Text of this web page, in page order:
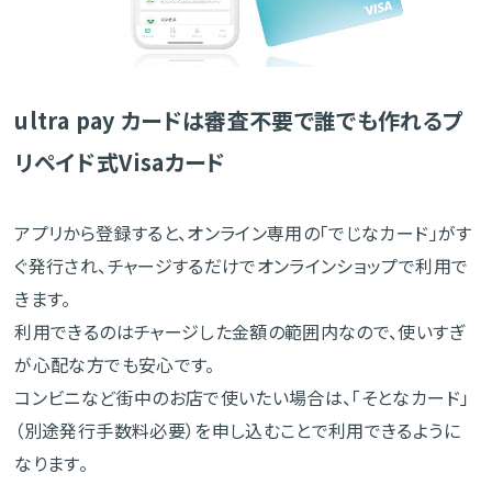
ultra pay カードは審査不要で誰でも作れるプ
リペイド式Visaカード
アプリから登録すると、オンライン専用の「でじなカード」がす
ぐ発行され、チャージするだけでオンラインショップで利用で
きます。
利用できるのはチャージした金額の範囲内なので、使いすぎ
が心配な方でも安心です。
コンビニなど街中のお店で使いたい場合は、「そとなカード」
（別途発行手数料必要）を申し込むことで利用できるように
なります。